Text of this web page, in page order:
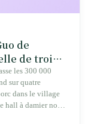
de
de trois
les 300 000
sur quatre
dans le village
hall à damier noir